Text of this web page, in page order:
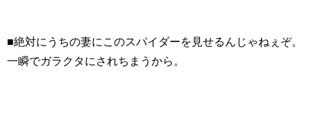
■絶対にうちの妻にこのスパイダーを見せるんじゃねぇぞ。
一瞬でガラクタにされちまうから。